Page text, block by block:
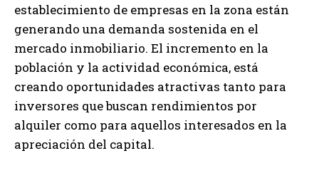
establecimiento de empresas en la zona están
generando una demanda sostenida en el
mercado inmobiliario. El incremento en la
población y la actividad económica, está
creando oportunidades atractivas tanto para
inversores que buscan rendimientos por
alquiler como para aquellos interesados en la
apreciación del capital.